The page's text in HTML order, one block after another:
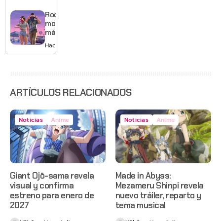
gráficos
y mucho
Mario
Rockstar
mostrará
más de
GTA 6 en
agosto
Hace 2 días
ARTÍCULOS RELACIONADOS
Noticias Anime
Giant Ojō-sama revela
visual y confirma
estreno para enero de
2027
Noticias Anime
Made in Abyss:
Mezameru Shinpi revela
nuevo tráiler, reparto y
tema musical